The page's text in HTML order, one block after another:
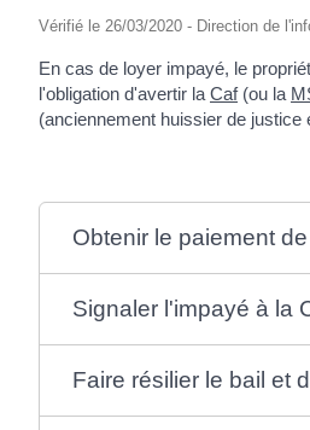
Vérifié le 26/03/2020 - Direction de
En cas de loyer impayé, le
l'obligation d'avertir la Caf(ou la
(anciennement huissier de
Obtenir le paiement
Signaler l'impayé à la
Faire résilier le bail et